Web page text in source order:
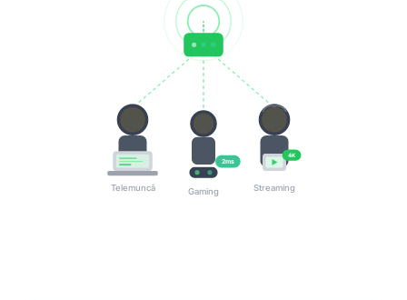
Telemuncă
2ms
Gaming
4K
Streaming